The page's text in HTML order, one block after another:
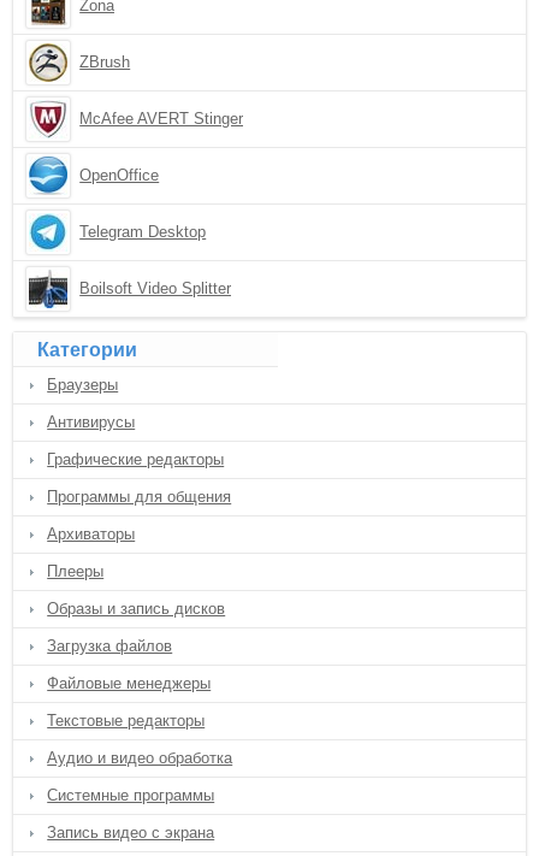
Zona
ZBrush
McAfee AVERT Stinger
OpenOffice
Telegram Desktop
Boilsoft Video Splitter
Категории
Браузеры
Антивирусы
Графические редакторы
Программы для общения
Архиваторы
Плееры
Образы и запись дисков
Загрузка файлов
Файловые менеджеры
Текстовые редакторы
Аудио и видео обработка
Системные программы
Запись видео с экрана